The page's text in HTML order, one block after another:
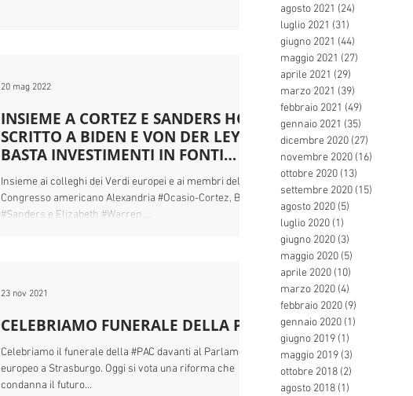
INSIEME A CORTEZ E SANDERS HO
SCRITTO A BIDEN E VON DER LEYEN:
BASTA INVESTIMENTI IN FONTI
FOSSILI
Insieme ai colleghi dei Verdi europei e ai membri del
Congresso americano Alexandria #Ocasio-Cortez, Bernie
#Sanders e Elizabeth #Warren,...
20 mag 2022
CELEBRIAMO FUNERALE DELLA PAC
Celebriamo il funerale della #PAC davanti al Parlamento
europeo a Strasburgo. Oggi si vota una riforma che
condanna il futuro...
23 nov 2021
agosto 2021 (24)
luglio 2021 (31)
giugno 2021 (44)
maggio 2021 (27)
aprile 2021 (29)
marzo 2021 (39)
febbraio 2021 (49)
gennaio 2021 (35)
dicembre 2020 (27)
novembre 2020 (16)
ottobre 2020 (13)
settembre 2020 (15)
agosto 2020 (5)
luglio 2020 (1)
giugno 2020 (3)
maggio 2020 (5)
aprile 2020 (10)
marzo 2020 (4)
febbraio 2020 (9)
gennaio 2020 (1)
giugno 2019 (1)
maggio 2019 (3)
ottobre 2018 (2)
agosto 2018 (1)